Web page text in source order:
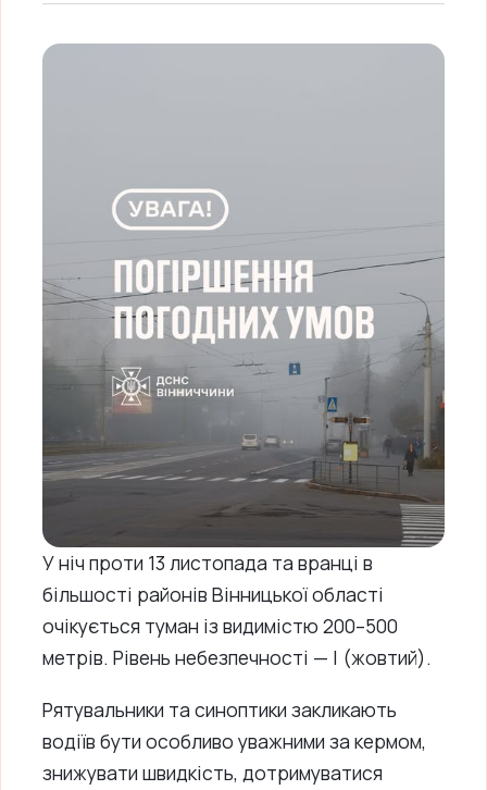
У ніч проти 13 листопада та вранці в
більшості районів Вінницької області
очікується туман із видимістю 200–500
метрів. Рівень небезпечності — І (жовтий).
Рятувальники та синоптики закликають
водіїв бути особливо уважними за кермом,
знижувати швидкість, дотримуватися